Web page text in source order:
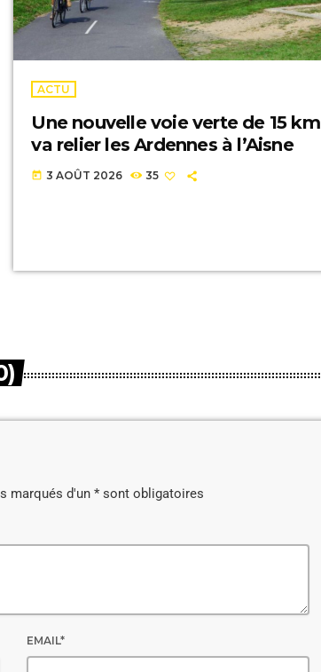
ACTU
Une nouvelle voie verte de 15 km
va relier les Ardennes à l’Aisne
today 3 AOÛT 2026 35
marqués d'un * sont obligatoires
EMAIL*